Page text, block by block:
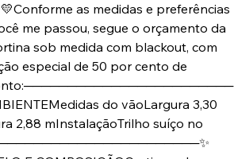
as medidas e preferências
me passou, segue o orçamento da
sob medida com blackout, com
especial de 50 por cento de
do vãoLargura 3,30
2,88 mInstalaçãoTrilho suíço no